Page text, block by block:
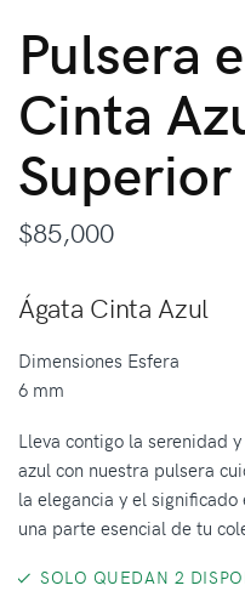
Pulsera
Cinta
Superior
$85,000
Ágata Cinta Azul
Dimensiones Esfera
6 mm
Lleva contigo la serenidad
azul con nuestra pulsera
la elegancia y el
una parte esencial de tu
SOLO QUEDAN 2